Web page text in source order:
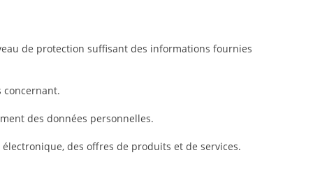
de protection suffisant des informations fournies
concernant.
des données personnelles.
des offres de produits et de services.